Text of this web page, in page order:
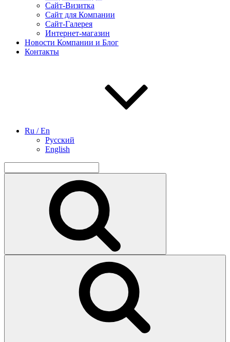
Сайт-Визитка
Сайт для Компании
Сайт-Галерея
Интернет-магазин
Новости Компании и Блог
Контакты
Ru / En
Русский
English